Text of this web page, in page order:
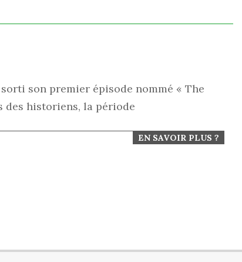
son premier épisode nommé « The
des historiens, la période
EN SAVOIR PLUS ?